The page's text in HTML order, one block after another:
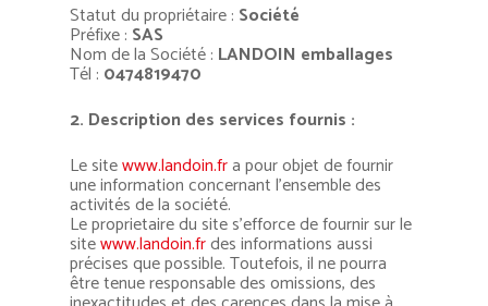
Statut du propriétaire : Société
Préfixe : SAS
Nom de la Société : LANDOIN emballages
Tél : 0474819470
2. Description des services fournis :
Le sitewww.landoin.fra pour objet de fournir
une information concernant l’ensemble des
activités de la société.
Le proprietaire du site s’efforce de fournir sur le
sitewww.landoin.frdes informations aussi
précises que possible. Toutefois, il ne pourra
être tenue responsable des omissions, des